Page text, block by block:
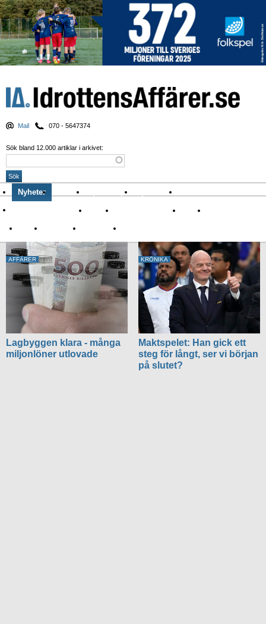
Mail 070 - 5647374
Sök bland 12.000 artiklar i arkivet:
Nyheter Krönikor Sport & spel Nyhetsbrev
Om Idrottens Affärer
Affärer I spåren av Corona Arena
Namn Sponsring TV-nyheter
Lagbyggen klara - många
miljonlöner utlovade
AFFÄRER
Maktspelet: Han gick ett
steg för långt, ser vi början
på slutet?
KRÖNIKA